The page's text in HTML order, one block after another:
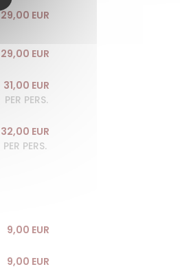
29,00 EUR
29,00 EUR
31,00 EUR
PER PERS.
32,00 EUR
PER PERS.
9,00 EUR
9,00 EUR